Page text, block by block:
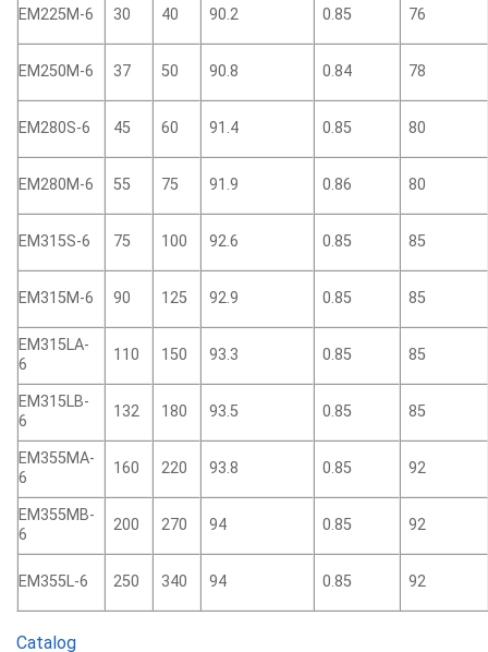
EM225M-6 30 40 90.2 0.85 76
EM250M-6 37 50 90.8 0.84 78
EM280S-6 45 60 91.4 0.85 80
EM280M-6 55 75 91.9 0.86 80
EM315S-6 75 100 92.6 0.85 85
EM315M-6 90 125 92.9 0.85 85
EM315LA-
6
110 150 93.3 0.85 85
EM315LB-
6
132 180 93.5 0.85 85
EM355MA-
6
160 220 93.8 0.85 92
EM355MB-
6
200 270 94 0.85 92
EM355L-6 250 340 94 0.85 92
Catalog